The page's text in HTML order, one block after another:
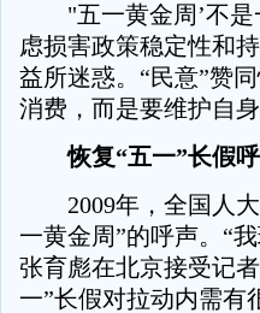
"五一黄金周’不是
虑损害政策稳定性和
益所迷惑。“民意”赞
消费，而是要维护自身
恢复“五一”长假
2009年，全国人大
一黄金周”的呼声。“
张育彪在北京接受记
一”长假对拉动内需有